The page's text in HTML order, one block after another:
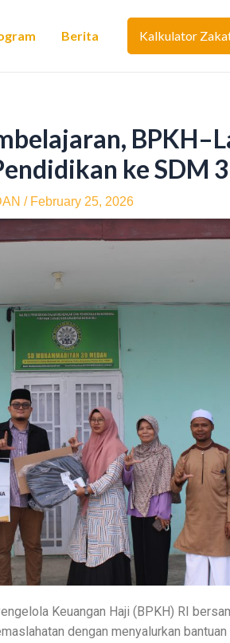
Berita Kalkulator
ke SDM
/ February 25, 2026
Keuangan Haji (BPKH) RI
dengan menyalurkan